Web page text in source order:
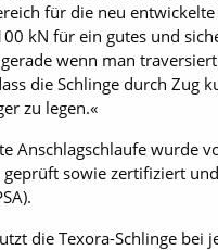
für die neu
kN für ein gutes und
wenn man
die Schlinge durch Zug
zu legen.«
Anschlagschlaufe wurde
geprüft sowie zertifiziert
die Texora-Schlinge bei